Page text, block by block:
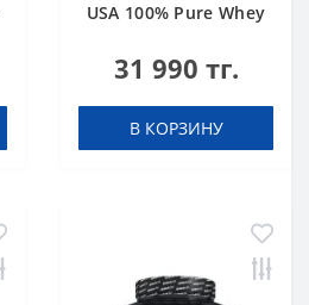
USA 100% Pure Whey
31 990 тг.
В КОРЗИНУ